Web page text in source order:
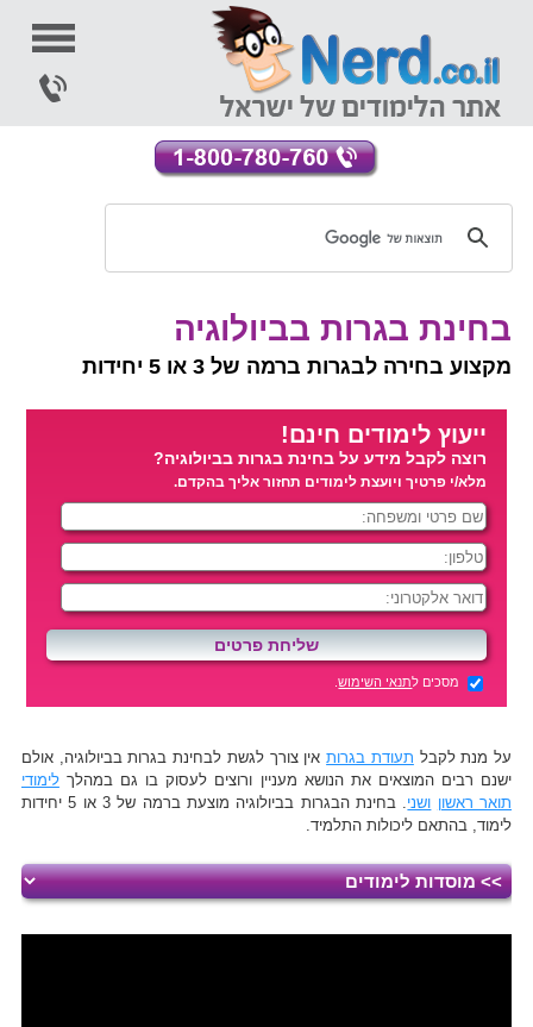
בחינת בגרות בביולוגיה
מקצוע בחירה לבגרות ברמה של 3 או 5 יחידות
ייעוץ לימודים חינם!
רוצה לקבל מידע על בחינת בגרות בביולוגיה?
מלא/י פרטיך ויועצת לימודים תחזור אליך בהקדם.
מסכים לתנאי השימוש.
על מנת לקבל תעודת בגרותאין צורך לגשת לבחינת בגרות בביולוגיה, אולם
ישנם רבים המוצאים את הנושא מעניין ורוצים לעסוק בו גם במהלךלימודי
תואר ראשון ושני
. בחינת הבגרות בביולוגיה מוצעת ברמה של 3 או 5 יחידות
לימוד, בהתאם ליכולות התלמיד.